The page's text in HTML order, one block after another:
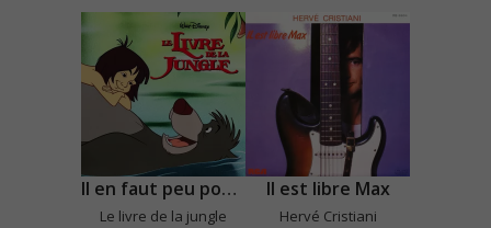
Il en faut peu pour être heureux
Le livre de la jungle
Il est libre Max
Hervé Cristiani